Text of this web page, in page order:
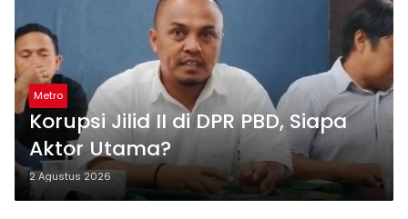
Metro
Korupsi Jilid II di DPR PBD, Siapa
Aktor Utama?
2 Agustus 2026